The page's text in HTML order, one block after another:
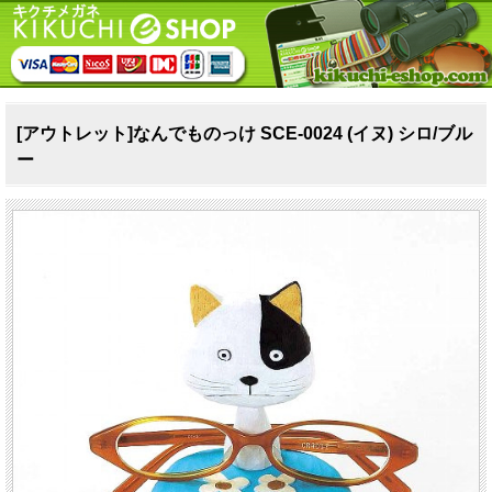
[アウトレット]なんでものっけ SCE‐0024 (イヌ) シロ/ブル
ー